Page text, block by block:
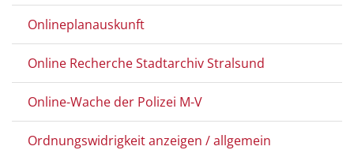
Onlineplanauskunft
Online Recherche Stadtarchiv Stralsund
Online-Wache der Polizei M-V
Ordnungswidrigkeit anzeigen / allgemein